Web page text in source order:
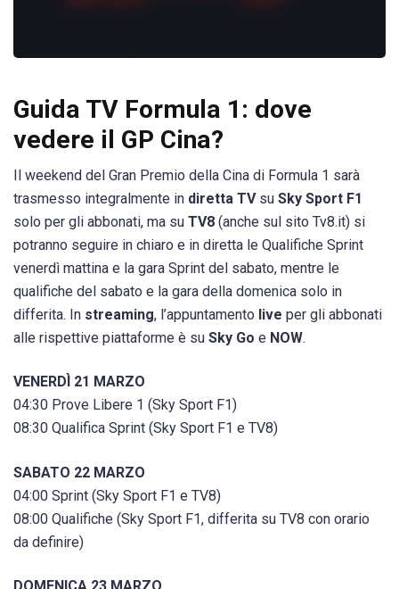
Guida TV Formula 1: dove
vedere il GP Cina?
Il weekend del Gran Premio della Cina di Formula 1 sarà
trasmesso integralmente in diretta TVsu Sky Sport F1
solo per gli abbonati, ma su TV8 (anche sul sito Tv8.it) si
potranno seguire in chiaro e in diretta le Qualifiche Sprint
venerdì mattina e la gara Sprint del sabato, mentre le
qualifiche del sabato e la gara della domenica solo in
differita. In streaming, l’appuntamento live per gli abbonati
alle rispettive piattaforme è su Sky Go e NOW.
VENERDÌ 21 MARZO
04:30 Prove Libere 1 (Sky Sport F1)
08:30 Qualifica Sprint (Sky Sport F1 e TV8)
SABATO 22 MARZO
04:00 Sprint (Sky Sport F1 e TV8)
08:00 Qualifiche (Sky Sport F1, differita su TV8 con orario
da definire)